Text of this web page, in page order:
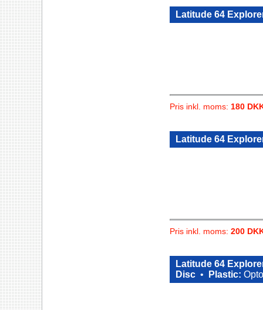
Latitude 64
Pris inkl. moms: 180
Latitude 64
Pris inkl. moms: 200
Latitude 64
Disc • Plastic: